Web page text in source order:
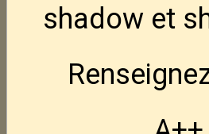
110,00€ TTC
NEDI AK47S crosse pliable
shadow et